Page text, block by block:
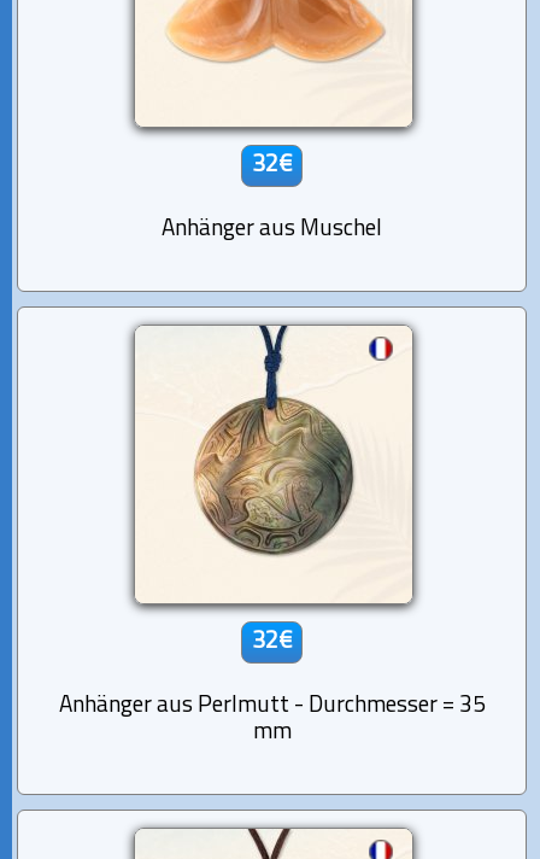
32€
Anhänger aus Muschel
32€
Anhänger aus Perlmutt - Durchmesser = 35
mm